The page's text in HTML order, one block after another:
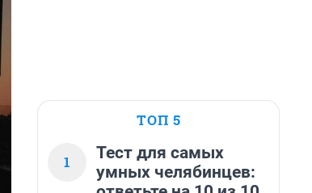
ТОП 5
1
Тест для самых
умных челябинцев: